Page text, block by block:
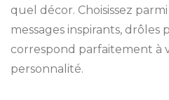
quel décor. Choisissez
messages inspirants,
correspond parfaitement à
personnalité.